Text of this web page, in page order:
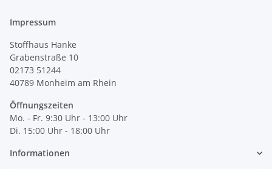
Impressum
Stoffhaus Hanke
Grabenstraße 10
02173 51244
40789 Monheim am Rhein
Öffnungszeiten
Mo. - Fr. 9:30 Uhr - 13:00 Uhr
Di. 15:00 Uhr - 18:00 Uhr
Informationen